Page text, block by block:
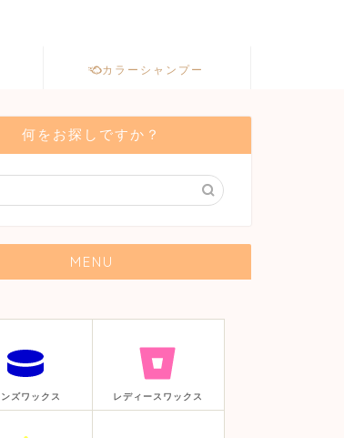
カラーシャンプー
何をお探しですか？
MENU
ンズワックス レディースワックス